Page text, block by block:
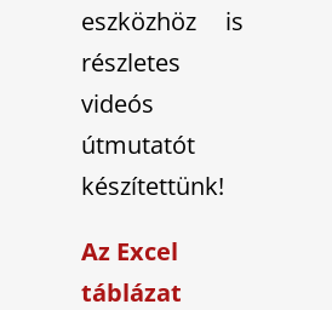
eszközhöz is
részletes
videós
útmutatót
készítettünk!
Az Excel
táblázat